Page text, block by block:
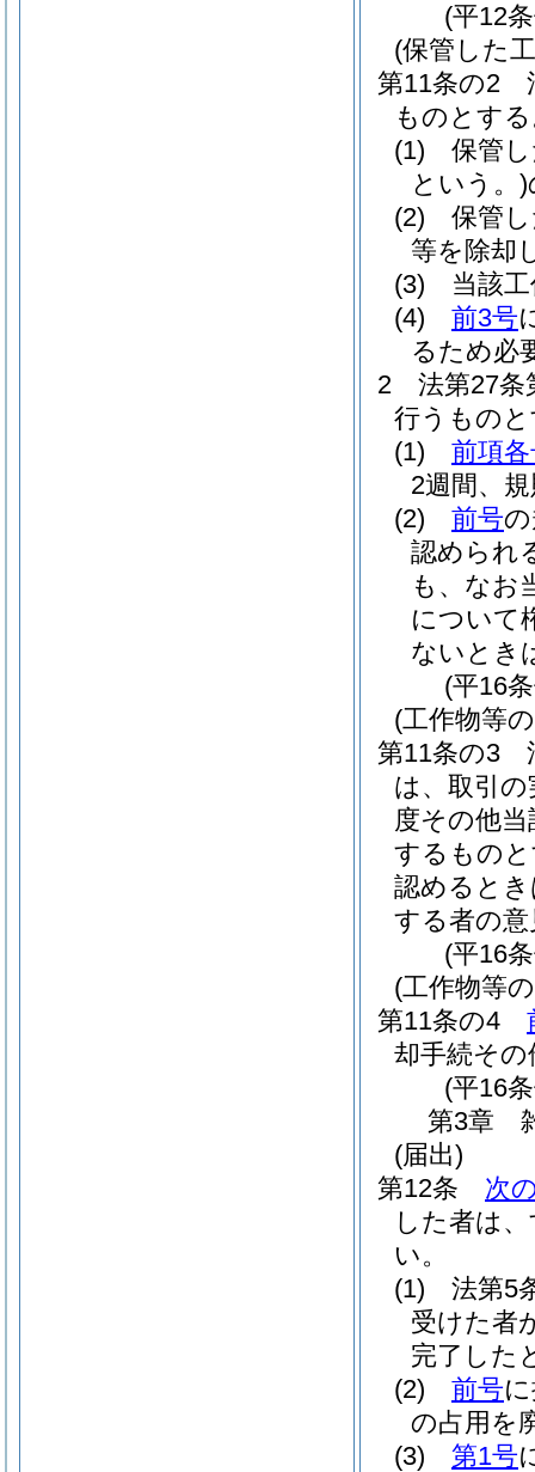
(平12
(保管した
第11条の2
ものとす
(1)
保管
という。)
(2)
保管
等を除却
(3)
当該
(4)
前3号
るため必
2
法第27
行うもの
(1)
前項
2週間、
(2)
前号
認められ
も、なお
について
ないとき
(平16
(工作物等
第11条の3
は、取引
度その他
するもの
認めると
する者の
(平16
(工作物等
第11条の4
却手続そ
(平16
第3章
(届出)
第12条
次
した者は
い。
(1)
法第5
受けた者
完了した
(2)
前号
の占用を
(3)
第1号